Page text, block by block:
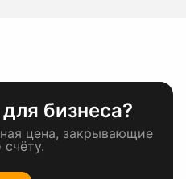
бизнеса?
цена, закрывающие